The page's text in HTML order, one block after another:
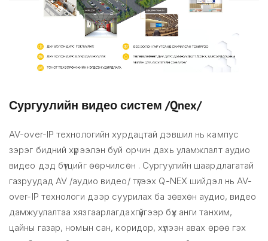
Сургуулийн видео систем /Qnex/
AV-over-IP технологийн хурдацтай дэвшил нь кампус
зэрэг бидний хүрээлэн буй орчин дахь уламжлалт аудио
видео дэд бүтцийг өөрчилсөн . Сургуулийн шаардлагатай
газруудад AV /аудио видео/ түгээх Q-NEX шийдэл нь AV-
over-IP технологи дээр суурилах ба зөвхөн аудио, видео
дамжуулалтаа хязгаарлагдахгүйгээр бүх анги танхим,
цайны газар, номын сан, коридор, хүлээн авах өрөө гэх